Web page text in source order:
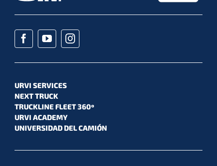
URVI SERVICES
NEXT TRUCK
TRUCKLINE FLEET 360º
URVI ACADEMY
UNIVERSIDAD DEL CAMIÓN